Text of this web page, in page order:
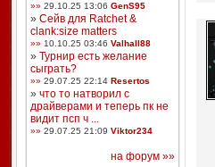
»» 29.10.25 13:06 GenS95
» Сейв для Ratchet &
clank:size matters
»» 10.10.25 03:46 Valhall88
» Турнир есть желание
сыграть?
»» 29.07.25 22:14 Resertos
» что то натворил с
драйверами и теперь пк не
видит псп ч ...
»» 29.07.25 21:09 Viktor234
на форум »»